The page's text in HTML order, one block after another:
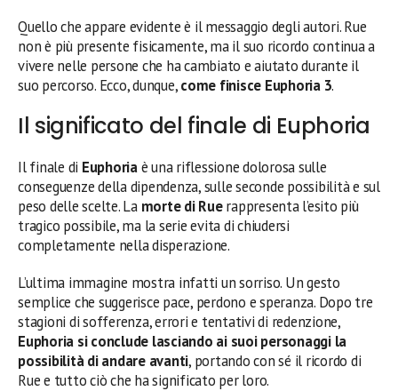
Quello che appare evidente è il messaggio degli autori. Rue
non è più presente fisicamente, ma il suo ricordo continua a
vivere nelle persone che ha cambiato e aiutato durante il
suo percorso. Ecco, dunque,come finisce Euphoria 3.
Il significato del finale di Euphoria
Il finale di Euphoriaè una riflessione dolorosa sulle
conseguenze della dipendenza, sulle seconde possibilità e sul
peso delle scelte. La morte di Ruerappresenta l’esito più
tragico possibile, ma la serie evita di chiudersi
completamente nella disperazione.
L’ultima immagine mostra infatti un sorriso. Un gesto
semplice che suggerisce pace, perdono e speranza. Dopo tre
stagioni di sofferenza, errori e tentativi di redenzione,
Euphoria si conclude lasciando ai suoi personaggi la
possibilità di andare avanti, portando con sé il ricordo di
Rue e tutto ciò che ha significato per loro.